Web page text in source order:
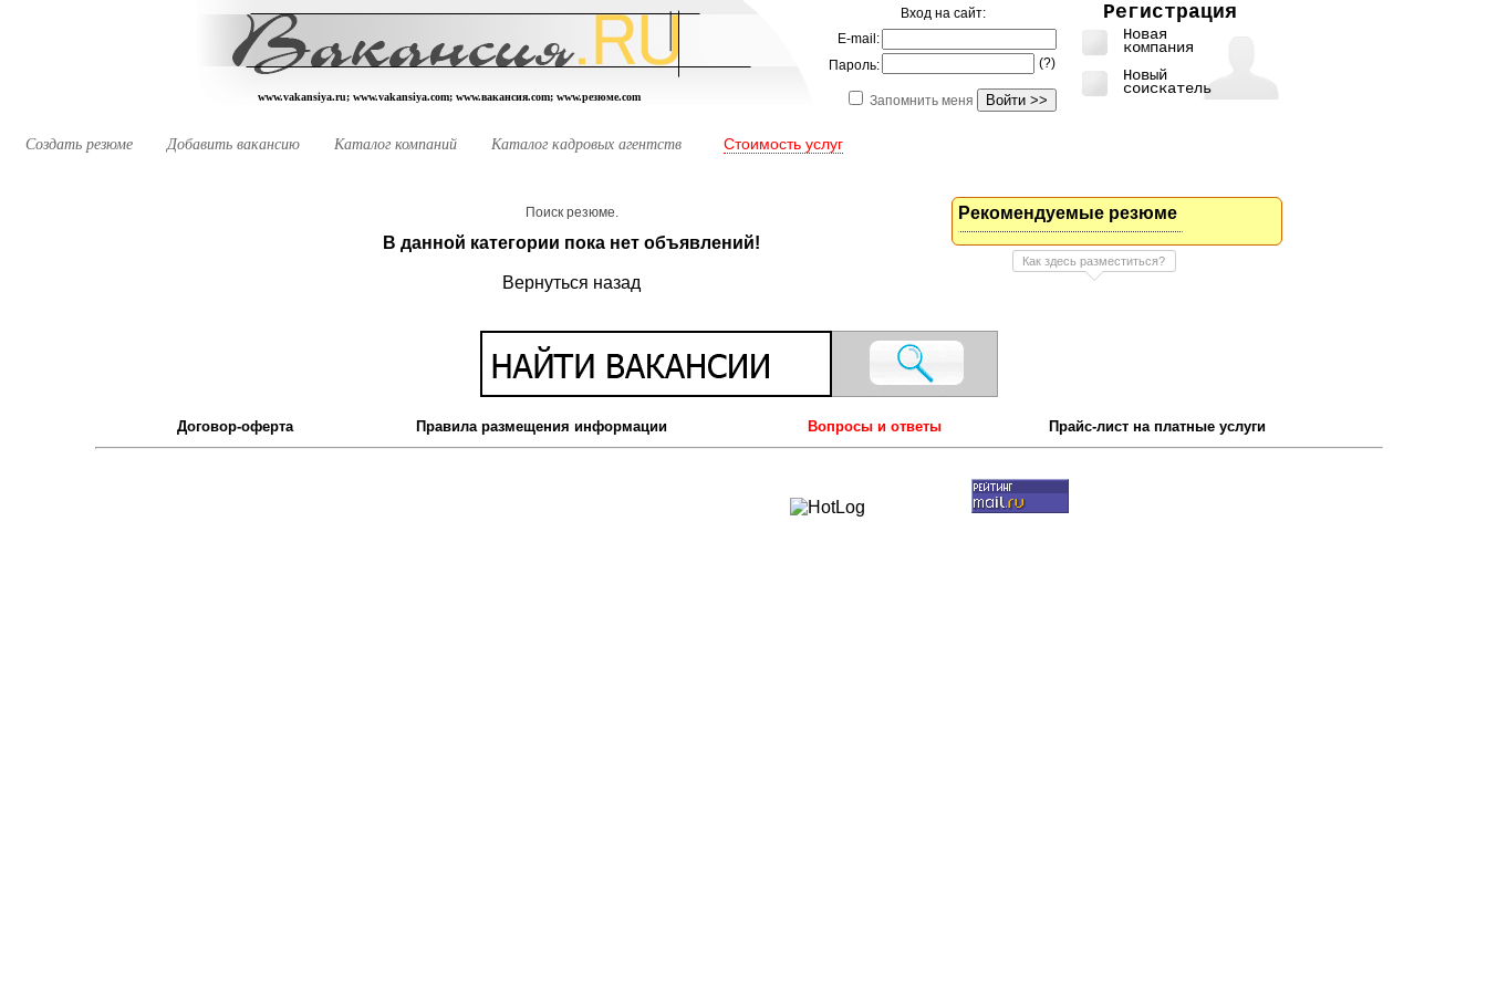
www.vakansiya.ru; www.vakansiya.com; www.вакансия.com; www.резюме.com
Вход на сайт: Регистрация
Новая
компания
Новый
соискатель
E-mail:
Пароль:
(?)
Запомнить меня
Создать резюме Добавить вакансию Каталог компаний Каталог кадровых агентств Стоимость услуг
Поиск резюме.
В данной категории пока нет объявлений!
Вернуться назад
Рекомендуемые резюме
Как здесь разместиться?
Договор-оферта Правила размещения информации Вопросы и ответы Прайс-лист на платные услуги